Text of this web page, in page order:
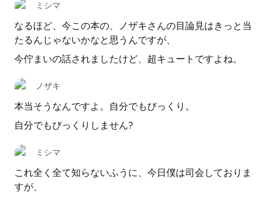
ミシマ
なるほど、今この本の、ノザキさんの目論見はきっと当
たるんじゃないかなと思うんですが、
今佇まいの話されましたけど、超キュートですよね。
ノザキ
本当そうなんですよ。自分でもびっくり。
自分でもびっくりしません?
ミシマ
これ全く全て知らないふうに、今日僕は司会しておりま
すが、